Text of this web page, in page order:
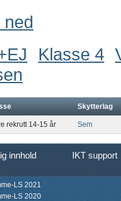
ned
Klasse 4
Skytterlag
rekrutt 14-15 år Sem
innhold IKT support
LS 2021
LS 2020